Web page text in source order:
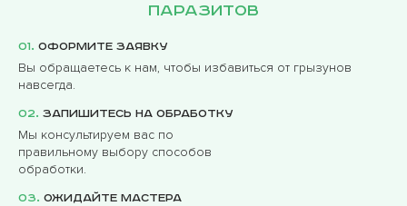
паразитов
01. Оформите заявку
Вы обращаетесь к нам, чтобы избавиться от грызунов
навсегда.
02. Запишитесь на обработку
Мы консультируем вас по
правильному выбору способов
обработки.
03. Ожидайте мастера